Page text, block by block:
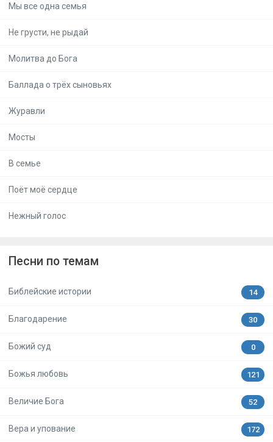
Мы все одна семья
Не грусти, не рыдай
Молитва до Бога
Баллада о трёх сыновьях
Журавли
Мосты
В семье
Поёт моё сердце
Нежный голос
Песни по темам
Библейские истории 14
Благодарение 30
Божий суд 0
Божья любовь 121
Величие Бога 52
Вера и упование 172